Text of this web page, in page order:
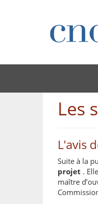
Les
L'avis
Suite à la
projet .
maître